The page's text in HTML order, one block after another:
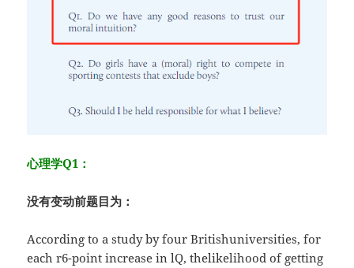
心理学Q1：
没有变动前题目为：
According to a study by four Britishuniversities, for
each r6-point increase in lQ, thelikelihood of getting